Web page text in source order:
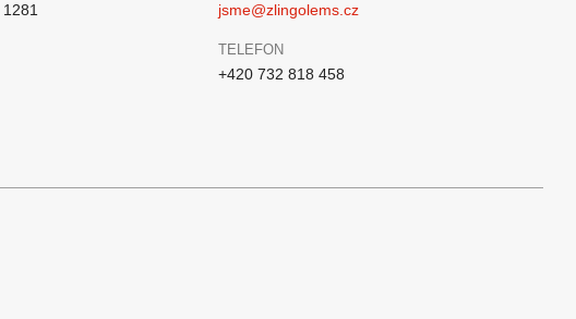
jsme@zlingolems.cz
TELEFON
+420 732 818 458